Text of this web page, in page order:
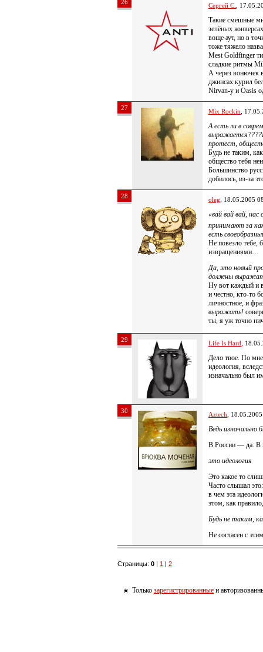
26 Сергей С. ,
Такие смешные
зелёных
воще аут, но в
тоже тяжело
Mest Goldfinger
сладкие ритмы
А через вонючек
джинсах курил
Nirvan-у и Oasis
27 Mix Rockin ,
А есть ли в
протест,
Будь не таким,
общество тебя
Большинство
добилось, из-за
28 oleg , 18.05.2005
«вай вай вай,
принимают за
есть
Не повезло тебе,
извращениями…
Да, это новый
должны
Ну вот каждый и
и честно, кто-то
личностное, и
выражать!
ты, я уж точно
29 Life Is Hard ,
Дело твое. По
идеология,
изначально был
30 Aztech ,
Ведь изначально
В России — да. В
это идеология
Это какое то
Часто слышал
в чем эта
этом, как
Будь не таким,
Не согласен с
Страницы: 0 | 1 | 2
Только зарегистрированные и